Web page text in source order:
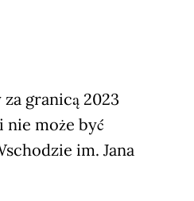
granicą 2023
nie może być
im. Jana